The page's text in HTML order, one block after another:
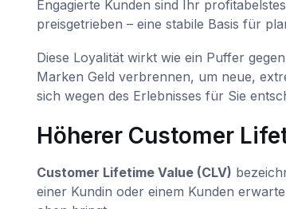
Engagierte Kunden sind Ihr
preisgetrieben – eine stabile Basis für
Diese Loyalität wirkt wie ein Puffer
Marken Geld verbrennen, um neue,
sich wegen des Erlebnisses für Sie
Höherer Customer
Customer Lifetime Value (CLV)
einer Kundin oder einem Kunden